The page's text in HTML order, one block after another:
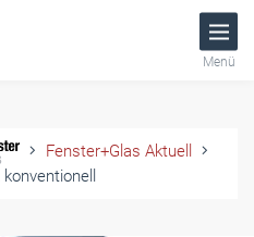
Menü
Fenster+Glas Aktuell